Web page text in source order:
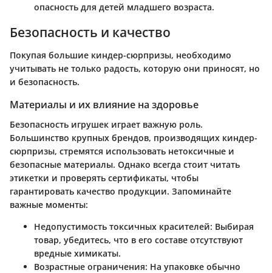
опасность для детей младшего возраста.
Безопасность и качество
Покупая большие киндер-сюрпризы, необходимо
учитывать не только радость, которую они приносят, но
и безопасность.
Материалы и их влияние на здоровье
Безопасность игрушек играет важную роль.
Большинство крупных брендов, производящих киндер-
сюрпризы, стремятся использовать нетоксичные и
безопасные материалы. Однако всегда стоит читать
этикетки и проверять сертификаты, чтобы
гарантировать качество продукции. Запоминайте
важные моменты:
Недопустимость токсичных красителей: Выбирая
товар, убедитесь, что в его составе отсутствуют
вредные химикаты.
Возрастные ограничения: На упаковке обычно